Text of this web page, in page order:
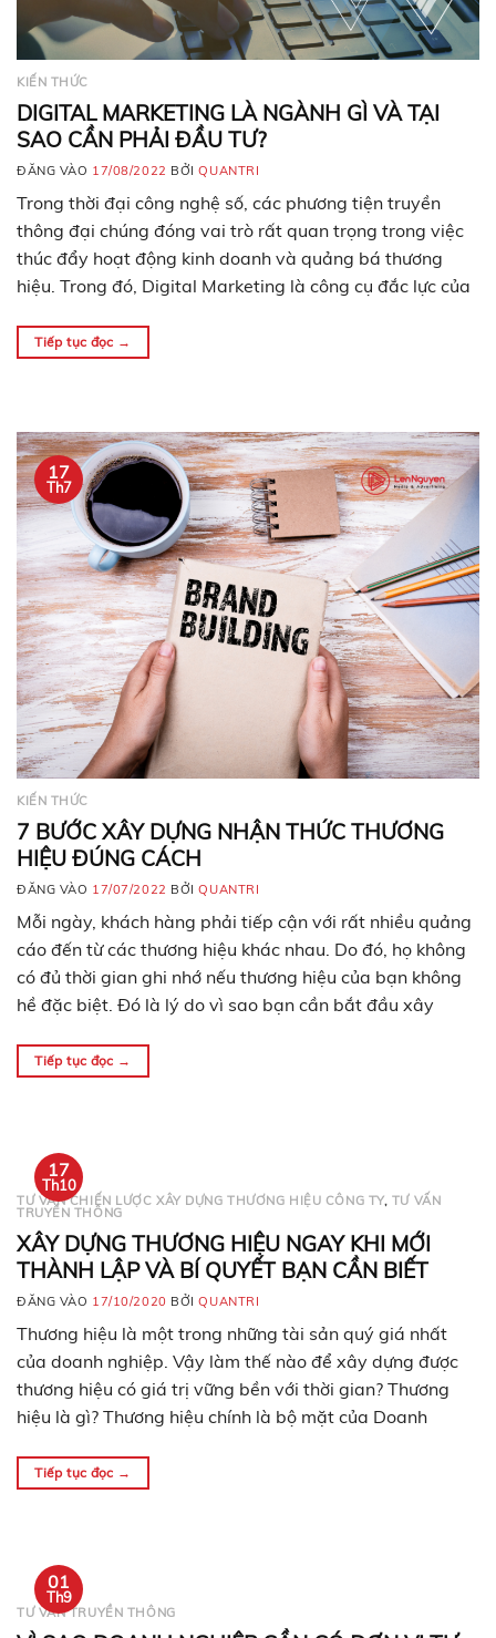
KIẾN THỨC
DIGITAL MARKETING LÀ NGÀNH GÌ VÀ TẠI
SAO CẦN PHẢI ĐẦU TƯ?
ĐĂNG VÀO 17/08/2022 BỞIQUANTRI
Trong thời đại công nghệ số, các phương tiện truyền
thông đại chúng đóng vai trò rất quan trọng trong việc
thúc đẩy hoạt động kinh doanh và quảng bá thương
hiệu. Trong đó, Digital Marketing là công cụ đắc lực của
doanh nghiệp…
Tiếp tục đọc →
17
Th7
KIẾN THỨC
7 BƯỚC XÂY DỰNG NHẬN THỨC THƯƠNG
HIỆU ĐÚNG CÁCH
ĐĂNG VÀO 17/07/2022 BỞIQUANTRI
Mỗi ngày, khách hàng phải tiếp cận với rất nhiều quảng
cáo đến từ các thương hiệu khác nhau. Do đó, họ không
có đủ thời gian ghi nhớ nếu thương hiệu của bạn không
hề đặc biệt. Đó là lý do vì sao bạn cần bắt đầu xây
Tiếp tục đọc →
17
Th10
TƯ VẤN CHIẾN LƯỢC XÂY DỰNG THƯƠNG HIỆU CÔNG TY, TƯ VẤN
TRUYỀN THÔNG
XÂY DỰNG THƯƠNG HIỆU NGAY KHI MỚI
THÀNH LẬP VÀ BÍ QUYẾT BẠN CẦN BIẾT
ĐĂNG VÀO 17/10/2020 BỞIQUANTRI
Thương hiệu là một trong những tài sản quý giá nhất
của doanh nghiệp. Vậy làm thế nào để xây dựng được
thương hiệu có giá trị vững bền với thời gian? Thương
hiệu là gì? Thương hiệu chính là bộ mặt của Doanh
Tiếp tục đọc →
01
Th9
TƯ VẤN TRUYỀN THÔNG